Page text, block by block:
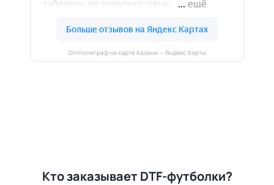
Оптполиграф на карте Казани — Яндекс Карты
Кто заказывает DTF-футболки?